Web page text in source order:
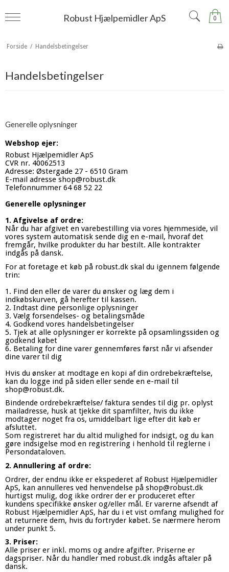
Robust Hjælpemidler ApS 0
Forside / Handelsbetingelser
Handelsbetingelser
Generelle oplysninger
Webshop ejer:
Robust Hjælpemidler ApS
CVR nr. 40062513
Adresse: Østergade 27 - 6510 Gram
E-mail adresse shop@robust.dk
Telefonnummer 64 68 52 22
Generelle oplysninger
1. Afgivelse af ordre:
Når du har afgivet en varebestilling via vores hjemmeside, vil
vores system automatisk sende dig en e-mail, hvoraf det
fremgår, hvilke produkter du har bestilt. Alle kontrakter
indgås på dansk.
For at foretage et køb på robust.dk skal du igennem følgende
trin:
1. Find den eller de varer du ønsker og læg dem i
indkøbskurven, gå herefter til kassen.
2. Indtast dine personlige oplysninger
3. Vælg forsendelses- og betalingsmåde
4. Godkend vores handelsbetingelser
5. Tjek at alle oplysninger er korrekte på opsamlingssiden og
godkend købet
6. Betaling for dine varer gennemføres først når vi afsender
dine varer til dig
Hvis du ønsker at modtage en kopi af din ordrebekræftelse,
kan du logge ind på siden eller sende en e-mail til
shop@robust.dk.
Bindende ordrebekræftelse/ faktura sendes til dig pr. oplyst
mailadresse, husk at tjekke dit spamfilter, hvis du ikke
modtager noget fra os, umiddelbart lige efter dit køb er
afsluttet.
Som registreret har du altid mulighed for indsigt, og du kan
gøre indsigelse mod en registrering i henhold til reglerne i
Persondataloven.
2. Annullering af ordre:
Ordrer, der endnu ikke er ekspederet af Robust Hjælpemidler
ApS, kan annulleres ved henvendelse på shop@robust.dk
hurtigst mulig, dog ikke ordrer der er produceret efter
kundens specifikke ønsker og/eller mål. Er varerne afsendt af
Robust Hjælpemidler ApS, har du i et vist omfang mulighed for
at returnere dem, hvis du fortryder købet. Se nærmere herom
under punkt 5.
3. Priser:
Alle priser er inkl. moms og andre afgifter. Priserne er
dagspriser. Når du handler med robust.dk indgås aftaler på
dansk.